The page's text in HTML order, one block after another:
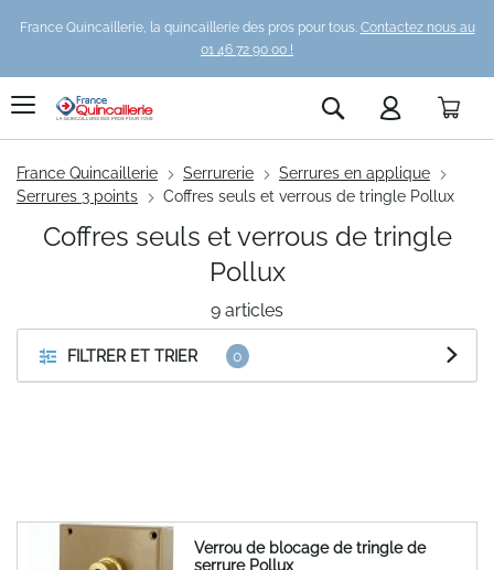
France Quincaillerie, la quincaillerie des pros pour tous. Contactez nous au
01 46 72 90 00 !
Rechercher
France Quincaillerie Serrurerie
Serrures en applique
Serrures 3 points
Coffres seuls et verrous de tringle Pollux
FILTRER ET TRIER
9 articles
Coffres seuls et verrous de tringle
Pollux
Verrou de blocage de tringle de
serrure Pollux